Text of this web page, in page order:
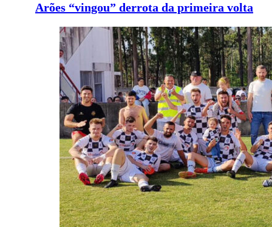
Arões “vingou” derrota da primeira volta